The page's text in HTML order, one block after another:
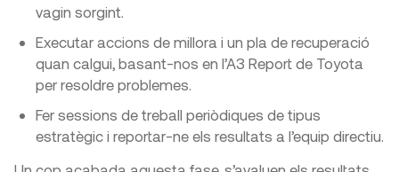
vagin sorgint.
Executar accions de millora i un pla de recuperació
quan calgui, basant-nos en l’A3 Report de Toyota
per resoldre problemes.
Fer sessions de treball periòdiques de tipus
estratègic i reportar-ne els resultats a l’equip directiu.